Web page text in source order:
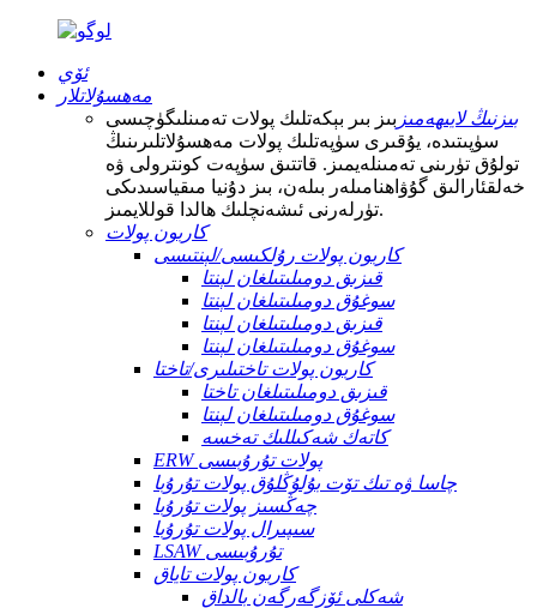
ئۆي
مەھسۇلاتلار
بىزنىڭ لايىھەمىز بىز بىر بېكەتلىك پولات تەمىنلىگۈچىسى
سۈپىتىدە، يۇقىرى سۈپەتلىك پولات مەھسۇلاتلىرىنىڭ
تولۇق تۈرىنى تەمىنلەيمىز. قاتتىق سۈپەت كونترولى ۋە
خەلقئارالىق گۇۋاھنامىلەر بىلەن، بىز دۇنيا مىقياسىدىكى
تۈرلەرنى ئىشەنچلىك ھالدا قوللايمىز.
كاربون پولات
كاربون پولات رۇلكىسى/لېنتىسى
قىزىق دومىلىتىلغان لېنتا
سوغۇق دومىلىتىلغان لېنتا
قىزىق دومىلىتىلغان لېنتا
سوغۇق دومىلىتىلغان لېنتا
كاربون پولات تاختىلىرى/تاختا
قىزىق دومىلىتىلغان تاختا
سوغۇق دومىلىتىلغان لېنتا
كاتەك شەكىللىك تەخسە
ERW پولات تۇرۇبىسى
چاسا ۋە تىك تۆت بۇلۇڭلۇق پولات تۇرۇبا
چەڭسىز پولات تۇرۇبا
سىپىرال پولات تۇرۇبا
LSAW تۇرۇبىسى
كاربون پولات تاياق
شەكلى ئۆزگەرگەن بالداق